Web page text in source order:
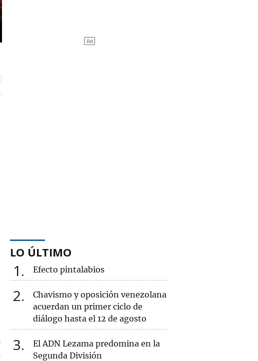
LO ÚLTIMO
1 Efecto pintalabios
2
Chavismo y oposición venezolana
acuerdan un primer ciclo de
diálogo hasta el 12 de agosto
3
El ADN Lezama predomina en la
Segunda División